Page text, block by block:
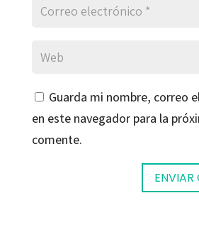
Guarda mi nombre, correo
en este navegador para la
comente.